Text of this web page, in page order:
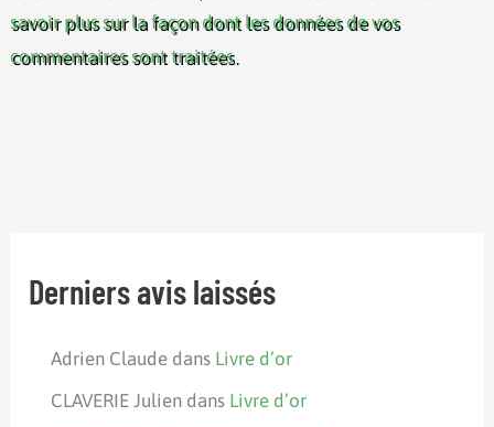
savoir plus sur la façon dont les données de vos
commentaires sont traitées.
Derniers avis laissés
Adrien Claude dans Livre d’or
CLAVERIE Julien dans Livre d’or